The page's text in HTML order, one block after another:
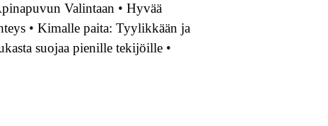
Valintaan • Hyvää
• Kimalle paita: Tyylikkään ja
suojaa pienille tekijöille •